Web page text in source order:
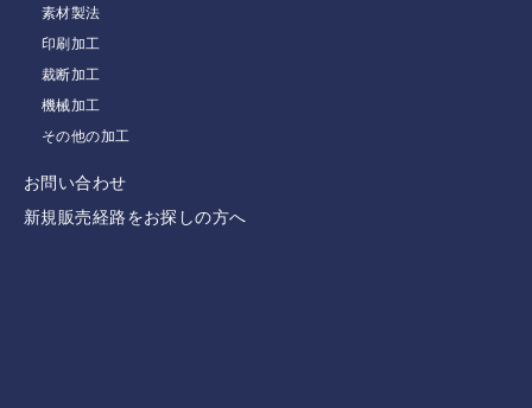
素材製法
印刷加工
裁断加工
機械加工
その他の加工
お問い合わせ
新規販売経路をお探しの方へ